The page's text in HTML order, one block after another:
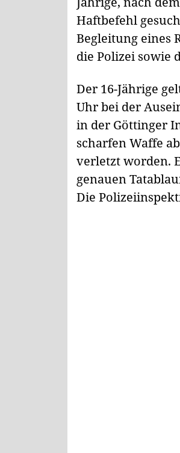
Haftbefehl
Begleitung eines
die Polizei sowie
Der 16-Jährige
Uhr bei der
in der Göttinger
scharfen Waffe
verletzt worden.
genauen
Die